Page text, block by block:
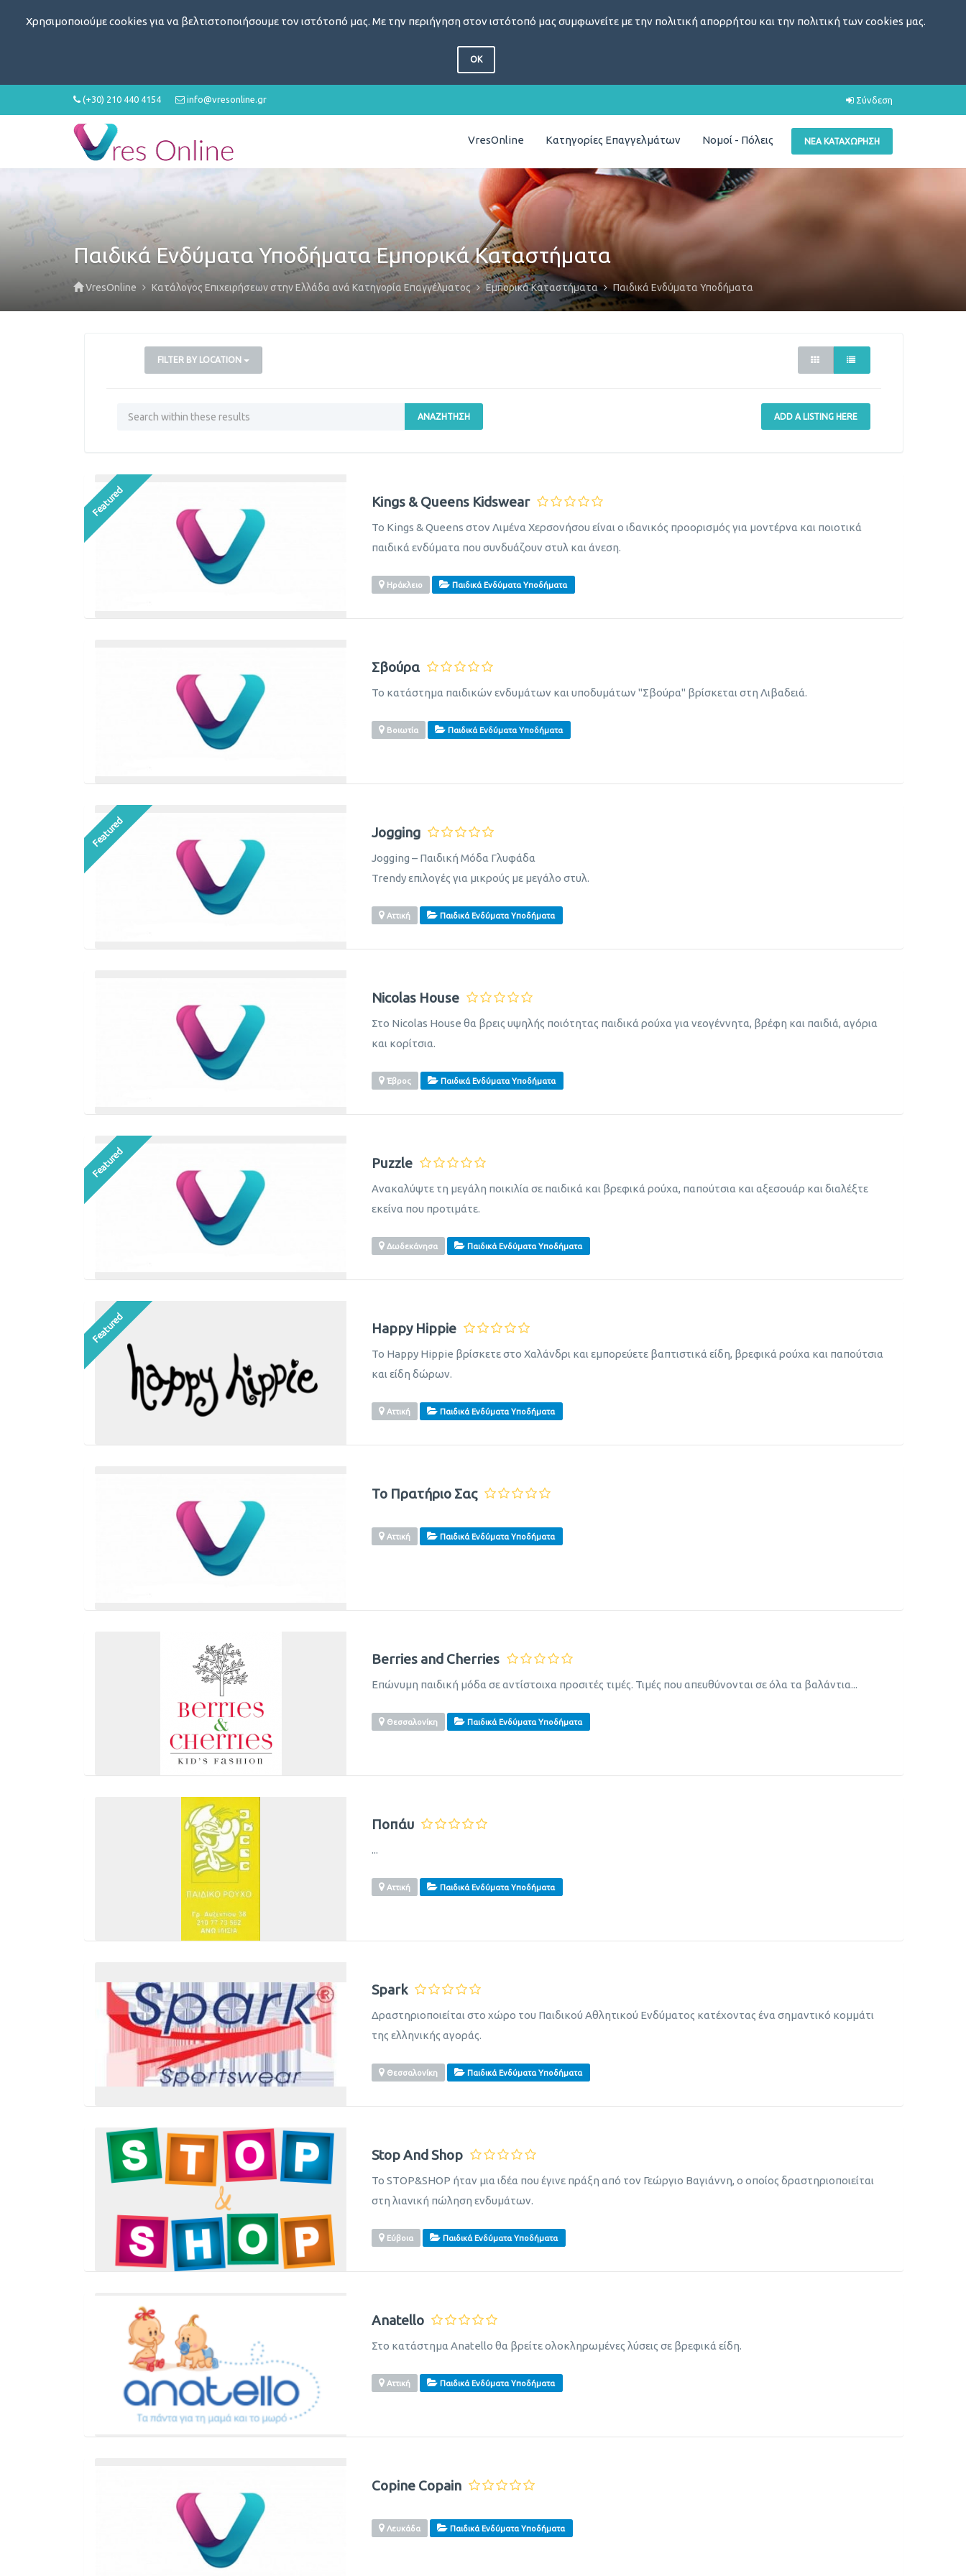
Χρησιμοποιούμε cookies για να βελτιστοποιήσουμε τον ιστότοπό μας. Με την περιήγηση στον ιστότοπό μας συμφωνείτε με την πολιτική απορρήτου και την πολιτική των cookies μας.
OK
Σύνδεση
(+30) 210 440 4154 info@vresonline.gr
ΝΈΑ ΚΑΤΑΧΏΡΗΣΗ
VresOnline Κατηγορίες Επαγγελμάτων Νομοί - Πόλεις
Παιδικά Ενδύματα Υποδήματα Εμπορικά Καταστήματα
VresOnline Κατάλογος Επιχειρήσεων στην Ελλάδα ανά Κατηγορία Επαγγέλματος Εμπορικά Καταστήματα Παιδικά Ενδύματα Υποδήματα
FILTER BY LOCATION
ΑΝΑΖΉΤΗΣΗ ADD A LISTING HERE
Featured Kings & Queens Kidswear
Το Kings & Queens στον Λιμένα Χερσονήσου είναι ο ιδανικός προορισμός για μοντέρνα και ποιοτικά
παιδικά ενδύματα που συνδυάζουν στυλ και άνεση.
Ηράκλειο Παιδικά Ενδύματα Υποδήματα
Σβούρα
Το κατάστημα παιδικών ενδυμάτων και υποδυμάτων "Σβούρα" βρίσκεται στη Λιβαδειά.
Βοιωτία Παιδικά Ενδύματα Υποδήματα
Featured Jogging
Jogging – Παιδική Μόδα Γλυφάδα
Trendy επιλογές για μικρούς με μεγάλο στυλ.
Αττική Παιδικά Ενδύματα Υποδήματα
Nicolas House
Στο Nicolas House θα βρεις υψηλής ποιότητας παιδικά ρούχα για νεογέννητα, βρέφη και παιδιά, αγόρια
και κορίτσια.
Έβρος Παιδικά Ενδύματα Υποδήματα
Featured Puzzle
Ανακαλύψτε τη μεγάλη ποικιλία σε παιδικά και βρεφικά ρούχα, παπούτσια και αξεσουάρ και διαλέξτε
εκείνα που προτιμάτε.
Δωδεκάνησα Παιδικά Ενδύματα Υποδήματα
Featured Happy Hippie
Το Happy Hippie βρίσκετε στο Χαλάνδρι και εμπορεύετε βαπτιστικά είδη, βρεφικά ρούχα και παπούτσια
και είδη δώρων.
Αττική Παιδικά Ενδύματα Υποδήματα
Το Πρατήριο Σας
Αττική Παιδικά Ενδύματα Υποδήματα
Berries and Cherries
Επώνυμη παιδική μόδα σε αντίστοιχα προσιτές τιμές. Τιμές που απευθύνονται σε όλα τα βαλάντια...
Θεσσαλονίκη Παιδικά Ενδύματα Υποδήματα
Ποπάυ
...
Αττική Παιδικά Ενδύματα Υποδήματα
Spark
Δραστηριοποιείται στο χώρο του Παιδικού Αθλητικού Ενδύματος κατέχοντας ένα σημαντικό κομμάτι
της ελληνικής αγοράς.
Θεσσαλονίκη Παιδικά Ενδύματα Υποδήματα
Stop And Shop
Το STOP&SHOP ήταν μια ιδέα που έγινε πράξη από τον Γεώργιο Βαγιάννη, ο οποίος δραστηριοποιείται
στη λιανική πώληση ενδυμάτων.
Εύβοια Παιδικά Ενδύματα Υποδήματα
Anatello
Στο κατάστημα Anatello θα βρείτε ολοκληρωμένες λύσεις σε βρεφικά είδη.
Αττική Παιδικά Ενδύματα Υποδήματα
Copine Copain
Λευκάδα Παιδικά Ενδύματα Υποδήματα